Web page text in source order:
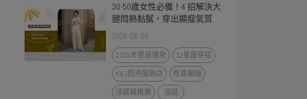
30-50歲女性必備！4 招解決大
腿悶熱黏膩，穿出顯瘦氣質
2026-06-25
2025年星座運勢
12星座穿搭
K&J閃亮服飾店
修身顯瘦
涼感褲推薦
涼感